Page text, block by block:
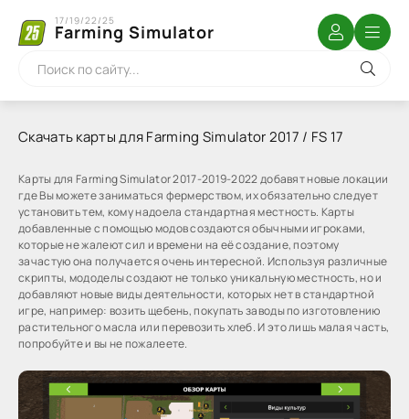
Farming Simulator
17/19/22/25
Скачать карты для Farming Simulator 2017 / FS 17
Карты для Farming Simulator 2017-2019-2022 добавят новые локации
где Вы можете заниматься фермерством, их обязательно следует
установить тем, кому надоела стандартная местность. Карты
добавленные с помощью модов создаются обычными игроками,
которые не жалеют сил и времени на её создание, поэтому
зачастую она получается очень интересной. Используя различные
скрипты, мододелы создают не только уникальную местность, но и
добавляют новые виды деятельности, которых нет в стандартной
игре, например: возить щебень, покупать заводы по изготовлению
растительного масла или перевозить хлеб. И это лишь малая часть,
попробуйте и вы не пожалеете.